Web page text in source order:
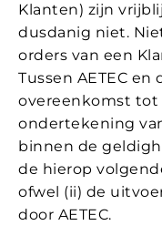
Klanten) zijn
dusdanig niet.
orders van een
Tussen AETEC
overeenkomst tot
ondertekening
binnen de
de hierop
ofwel (ii) de
door AETEC.